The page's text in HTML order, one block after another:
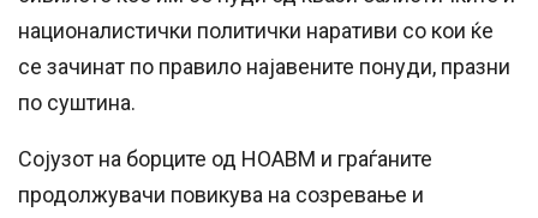
националистички политички наративи со кои ќе
се зачинат по правило најавените понуди, празни
по суштина.
Сојузот на борците од НОАВМ и граѓаните
продолжувачи повикува на созревање и